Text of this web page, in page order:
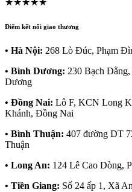
★★★★★
Điểm kết nối giao thương
• Hà Nội: 268 Lò Đúc, Phạm
• Bình Dương: 230 Bạch
Dương
• Đồng Nai: Lô F, KCN Long
Khánh, Đồng Nai
• Bình Thuận: 407 đường DT
Thuận
• Long An: 124 Lê Cao Dòng,
• Tiền Giang: Số 24 ấp 1, Xã